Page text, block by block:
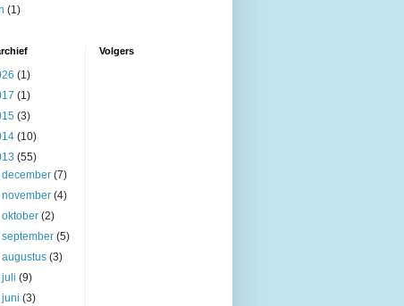
(1)
(1)
(1)
(3)
(10)
(55)
december(7)
november(4)
oktober(2)
september(5)
augustus(3)
juli(9)
juni(3)
Volgers